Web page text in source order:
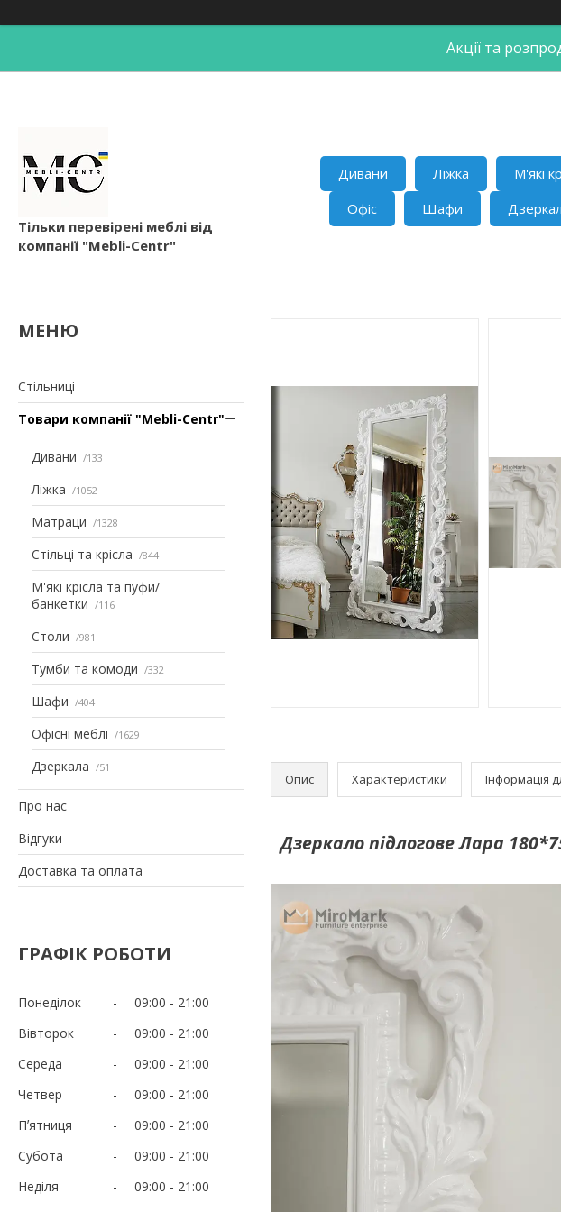
Акції та
Тільки перевірені меблі від
компанії "Mebli-Centr"
Дивани Ліжка М'які
Офіс
Шафи
Стільниці
Товари компанії "Mebli-Centr"
Дивани 133
Ліжка 1052
Матраци 1328
Стільці та крісла 844
М'які крісла та пуфи/
банкетки
116
Столи 981
Тумби та комоди 332
Шафи 404
Офісні меблі 1629
Дзеркала 51
Про нас
Відгуки
Доставка та оплата
ГРАФІК РОБОТИ
Понеділок 09:00
21:00
Вівторок
09:00
21:00
Середа
09:00
21:00
Четвер
09:00
21:00
Пʼятниця
09:00
21:00
Субота
09:00
21:00
Неділя
09:00 21:00
Опис Характеристики Інформація
Дзеркало підлогове Лара